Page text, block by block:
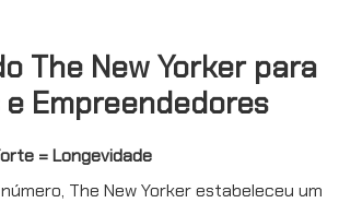
The New Yorker para
Empreendedores
= Longevidade
The New Yorker estabeleceu um